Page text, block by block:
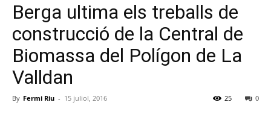
Berga ultima els treballs de
construcció de la Central de
Biomassa del Polígon de La
Valldan
By Fermi Riu - 15 juliol, 2016 0
25